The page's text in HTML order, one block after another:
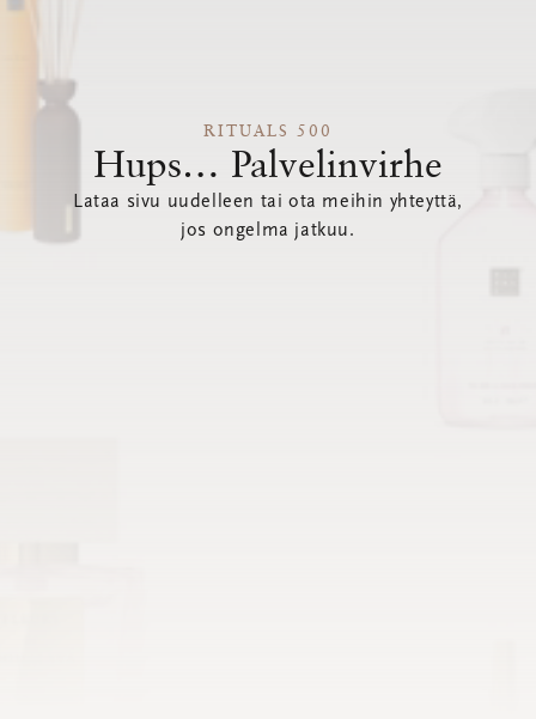
RITUALS 500
Hups… Palvelinvirhe
Lataa sivu uudelleen tai ota meihin yhteyttä,
jos ongelma jatkuu.